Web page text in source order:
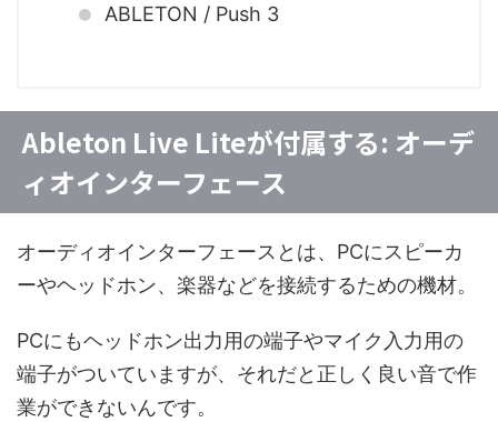
ABLETON / Push 3
Ableton Live Liteが付属する: オーデ
ィオインターフェース
オーディオインターフェースとは、PCにスピーカ
ーやヘッドホン、楽器などを接続するための機材。
PCにもヘッドホン出力用の端子やマイク入力用の
端子がついていますが、それだと正しく良い音で作
業ができないんです。